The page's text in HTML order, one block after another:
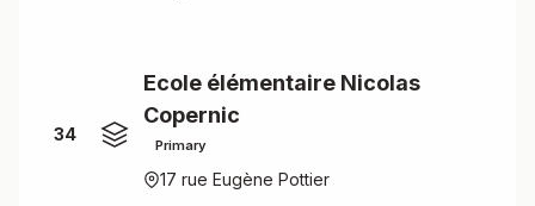
34
Ecole élémentaire Nicolas
Copernic
Primary
17 rue Eugène Pottier